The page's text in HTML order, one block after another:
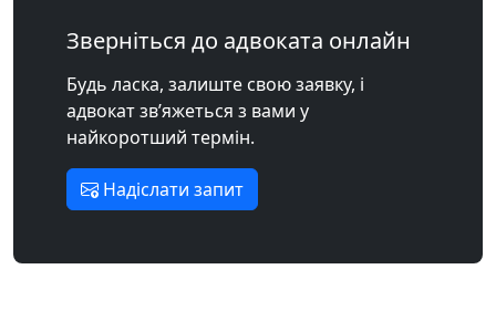
Зверніться до адвоката онлайн
Будь ласка, залиште свою заявку, і
адвокат зв’яжеться з вами у
найкоротший термін.
Надіслати запит